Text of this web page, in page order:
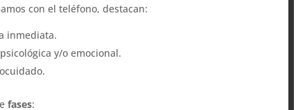
con el teléfono, destacan:
inmediata.
y/o emocional.
fases: